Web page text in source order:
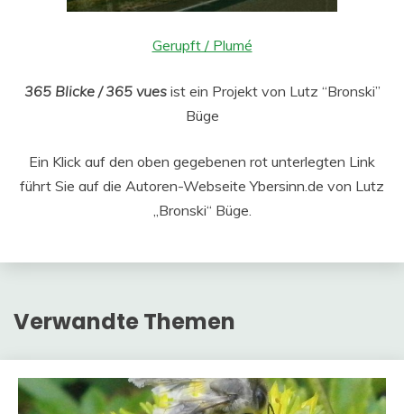
Gerupft / Plumé
365 Blicke / 365 vuesist ein Projekt von Lutz “Bronski”
Büge
Ein Klick auf den oben gegebenen rot unterlegten Link
führt Sie auf die Autoren-Webseite Ybersinn.de von Lutz
„Bronski“ Büge.
Verwandte Themen